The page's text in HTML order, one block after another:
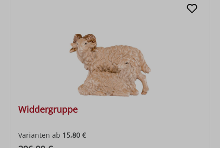
Widdergruppe
Varianten ab 15,80 €